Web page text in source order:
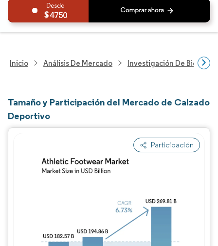
4750
Inicio Análisis De Mercado Investigación De Bienes
Tamaño y Participación del Mercado de Calzado
Deportivo
Participación